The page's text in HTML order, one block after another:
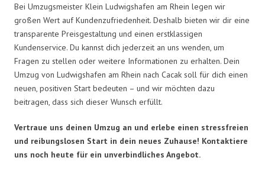
Bei Umzugsmeister Klein Ludwigshafen am Rhein legen wir
großen Wert auf Kundenzufriedenheit. Deshalb bieten wir dir eine
transparente Preisgestaltung und einen erstklassigen
Kundenservice. Du kannst dich jederzeit an uns wenden, um
Fragen zu stellen oder weitere Informationen zu erhalten. Dein
Umzug von Ludwigshafen am Rhein nach Cacak soll für dich einen
neuen, positiven Start bedeuten – und wir möchten dazu
beitragen, dass sich dieser Wunsch erfüllt.
Vertraue uns deinen Umzug an und erlebe einen stressfreien
und reibungslosen Start in dein neues Zuhause! Kontaktiere
uns noch heute für ein unverbindliches Angebot.